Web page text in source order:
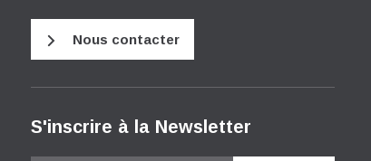
Nous contacter
S'inscrire à la Newsletter